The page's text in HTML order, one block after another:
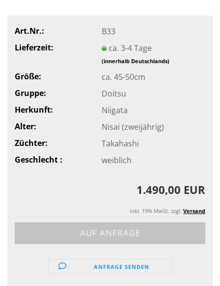
Art.Nr.:
B33
Lieferzeit:
ca. 3-4 Tage
(innerhalb Deutschlands)
Größe:
ca. 45-50cm
Gruppe:
Doitsu
Herkunft:
Niigata
Alter:
Nisai (zweijährig)
Züchter:
Takahashi
Geschlecht :
weiblich
1.490,00 EUR
inkl. 19% MwSt. zzgl. Versand
ANFRAGE SENDEN